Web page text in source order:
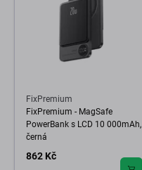
FixPremium
FixPremium - MagSafe
PowerBank s LCD 10 000mAh,
černá
862 Kč